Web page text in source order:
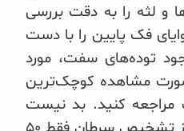
و لثه را به دقت بررسی
فک پایین را با دست
توده‌های سفت، مورد
مشاهده کوچک‌ترین
کنید. بد نیست